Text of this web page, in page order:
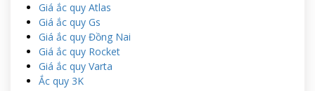
Giá ắc quy Atlas
Giá ắc quy Gs
Giá ắc quy Đồng Nai
Giá ắc quy Rocket
Giá ắc quy Varta
Ắc quy 3K